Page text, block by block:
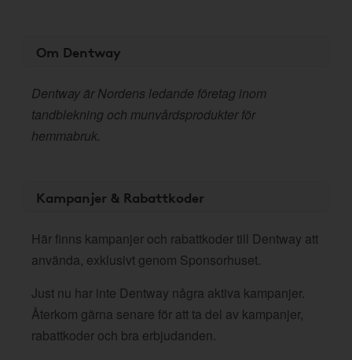
Om Dentway
Dentway är Nordens ledande företag inom
tandblekning och munvårdsprodukter för
hemmabruk.
Kampanjer & Rabattkoder
Här finns kampanjer och rabattkoder till Dentway att
använda, exklusivt genom Sponsorhuset.
Just nu har inte Dentway några aktiva kampanjer.
Återkom gärna senare för att ta del av kampanjer,
rabattkoder och bra erbjudanden.